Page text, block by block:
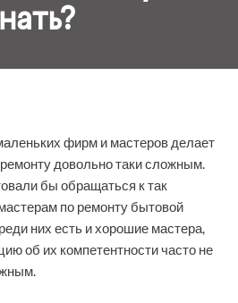
фирм и мастеров делает
довольно таки сложным.
бы обращаться к так
по ремонту бытовой
них есть и хорошие мастера,
об их компетентности часто не